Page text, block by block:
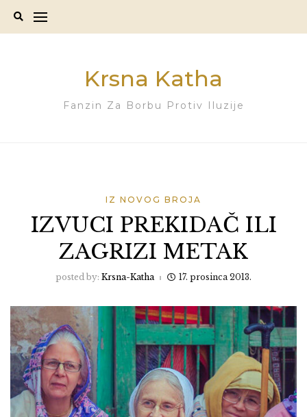
Krsna Katha
Fanzin Za Borbu Protiv Iluzije
IZ NOVOG BROJA
IZVUCI PREKIDAČ ILI
ZAGRIZI METAK
posted by: Krsna-Katha 17. prosinca 2013.